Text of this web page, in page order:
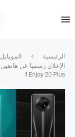
الرئيسية
الموبايل
Enjoy 20 Plus !!